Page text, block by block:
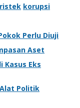
korupsi
Perlu Diuji
Aset
Kasus Eks
Alat Politik